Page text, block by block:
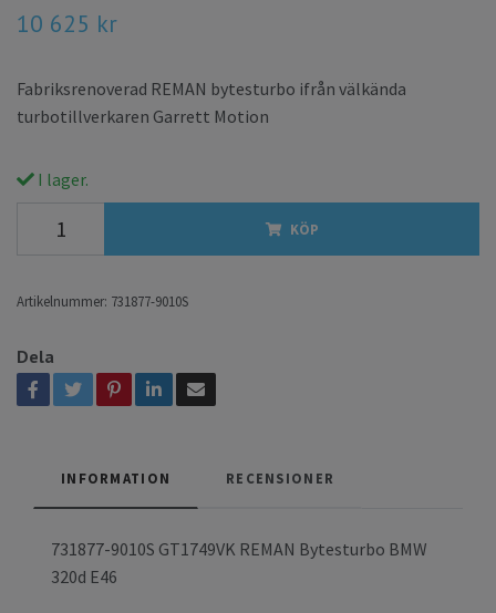
10 625 kr
Fabriksrenoverad REMAN bytesturbo ifrån välkända
turbotillverkaren Garrett Motion
I lager.
KÖP
Artikelnummer: 731877-9010S
Dela
INFORMATION RECENSIONER
731877-9010S GT1749VK REMAN Bytesturbo BMW
320d E46